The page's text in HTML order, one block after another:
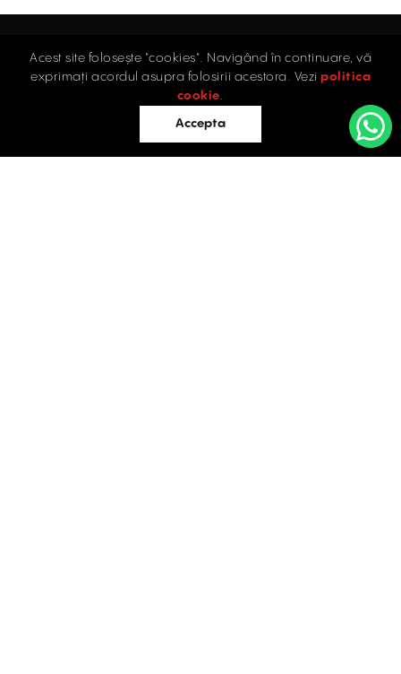
Evaluări
Acest site folosește "cookies". Navigând în continuare, vă
exprimați acordul asupra folosirii acestora. Vezi politica
cookie.
Accepta